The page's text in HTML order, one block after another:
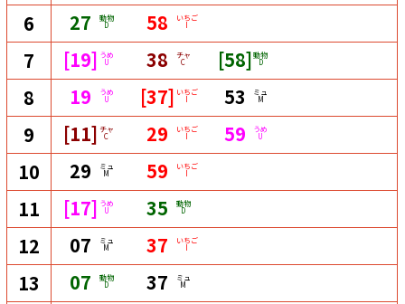
6
27 動物
D 58 いちご
I
7 [19] うめ
U 38 チャ
C [58] 動物
D
8 19 うめ
U [37] いちご
I 53 ミュ
M
9 [11] チャ
C 29 いちご
I 59 うめ
U
10 29 ミュ
M 59 いちご
I
11 [17] うめ
U 35 動物
D
12 07 ミュ
M 37 いちご
I
13 07 動物
D 37 ミュ
M